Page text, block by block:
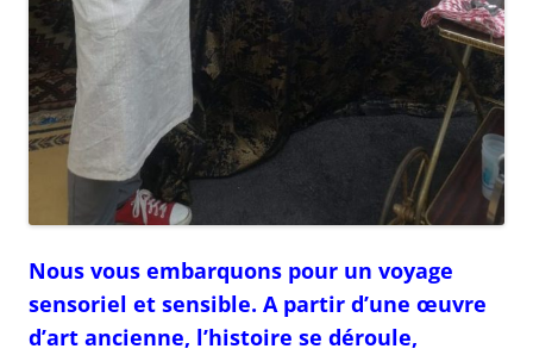
Nous vous embarquons pour un voyage
sensoriel et sensible. A partir d’une œuvre
d’art ancienne, l’histoire se déroule,